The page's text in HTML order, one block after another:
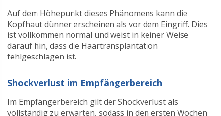
Auf dem Höhepunkt dieses Phänomens kann die
Kopfhaut dünner erscheinen als vor dem Eingriff. Dies
ist vollkommen normal und weist in keiner Weise
darauf hin, dass die Haartransplantation
fehlgeschlagen ist.
Shockverlust im Empfängerbereich
Im Empfängerbereich gilt der Shockverlust als
vollständig zu erwarten, sodass in den ersten Wochen